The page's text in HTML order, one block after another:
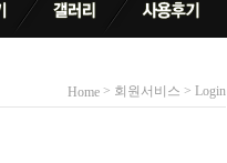
Home > 회원서비스 > Login